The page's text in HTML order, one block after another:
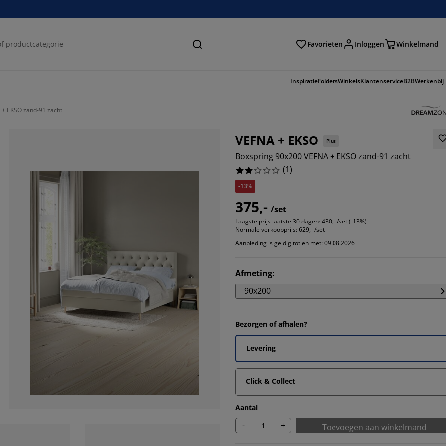
Zoeken Favorieten Inloggen Winkelmand
InspiratieFoldersWinkelsKlantenserviceB2BWerkenbij
EKSO zand-91 zacht
VEFNA + EKSO Plus
Boxspring 90x200 VEFNA + EKSO zand-91 zacht
(1)
-13%
375,- /set
Laagste prijs laatste 30 dagen: 430,- /set (-13%)
Normale verkoopprijs: 629,- /set
Aanbieding is geldig tot en met: 09.08.2026
Afmeting:
90x200
Bezorgen of afhalen?
Levering
Click & Collect
Aantal
- + Toevoegen aan winkelmand